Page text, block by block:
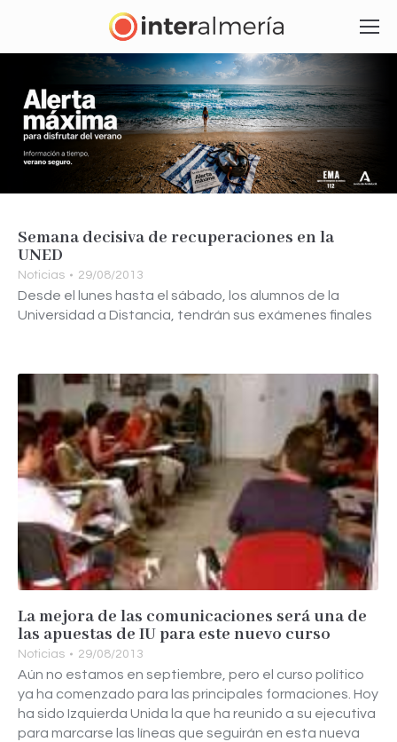
Semana decisiva de recuperaciones en la
UNED
Noticias 29/08/2013
Desde el lunes hasta el sábado, los alumnos de la
Universidad a Distancia, tendrán sus exámenes finales
La mejora de las comunicaciones será una de
las apuestas de IU para este nuevo curso
Noticias 29/08/2013
Aún no estamos en septiembre, pero el curso político
ya ha comenzado para las principales formaciones. Hoy
ha sido Izquierda Unida la que ha reunido a su ejecutiva
para marcarse las líneas que seguirán en esta nueva